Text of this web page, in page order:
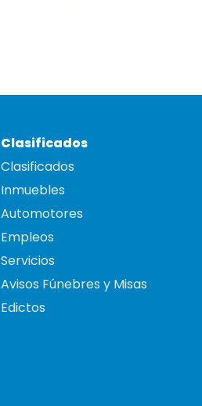
Clasificados
Clasificados
Inmuebles
Automotores
Empleos
Servicios
Avisos Fúnebres y Misas
Edictos